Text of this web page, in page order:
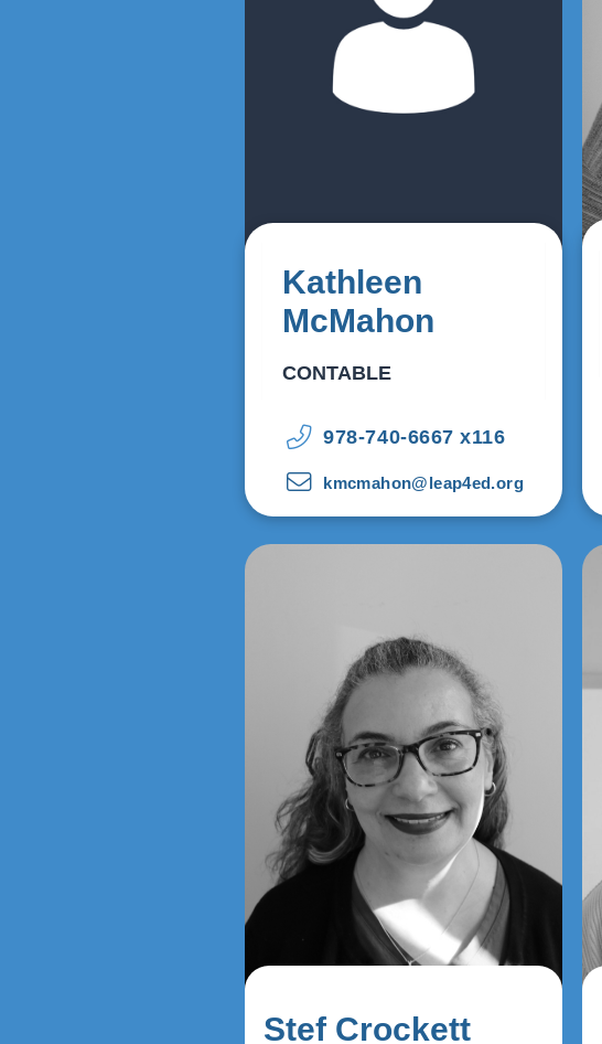
Kathleen
McMahon
CONTABLE
978-740-6667 x116
kmcmahon@leap4ed.org
Stef Crockett